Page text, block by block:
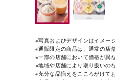
※写真およびデザインはイメージ
※通販限定の商品は、通常の店
※一部の店舗において価格が異
※地域や店舗により取り扱いの
※充分な品揃えをこころがけて